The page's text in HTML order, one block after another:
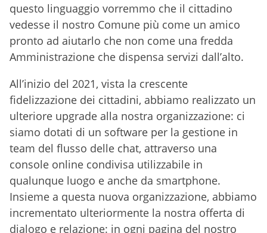
questo linguaggio vorremmo che il cittadino
vedesse il nostro Comune più come un amico
pronto ad aiutarlo che non come una fredda
Amministrazione che dispensa servizi dall’alto.
All’inizio del 2021, vista la crescente
fidelizzazione dei cittadini, abbiamo realizzato un
ulteriore upgrade alla nostra organizzazione: ci
siamo dotati di un software per la gestione in
team del flusso delle chat, attraverso una
console online condivisa utilizzabile in
qualunque luogo e anche da smartphone.
Insieme a questa nuova organizzazione, abbiamo
incrementato ulteriormente la nostra offerta di
dialogo e relazione: in ogni pagina del nostro